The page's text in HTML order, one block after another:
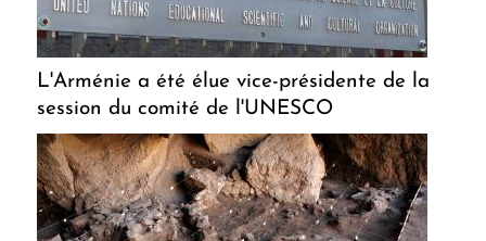
L'Arménie a été élue vice-présidente de la
session du comité de l'UNESCO